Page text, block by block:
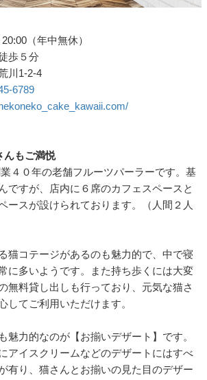
（年中無休）
５分
1-2-4
6789
んもご満悦
業４０年の老舗フルーツパーラーです。基
ですが、店内に６席のカフェスペースと
ースが設けられております。（人間２人
猫コテージがあるのも魅力的で、中で寝
に多いようです。また持ち歩くには大変
無料貸し出しも行っており、元気な猫さ
してご利用いただけます。
魅力的なのが【お揃いデザート】です。
アイスクリームなどのデザートにはすべ
有り、猫さんとお揃いの見た目のデザー